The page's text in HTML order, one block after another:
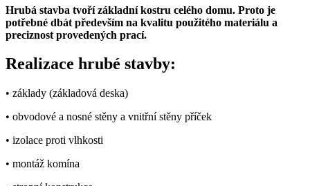
Hrubá stavba tvoří základní kostru celého domu. Proto je
potřebné dbát především na kvalitu použitého materiálu a
preciznost provedených prací.
Realizace hrubé stavby:
• základy (základová deska)
• obvodové a nosné stěny a vnitřní stěny příček
• izolace proti vlhkosti
• montáž komína